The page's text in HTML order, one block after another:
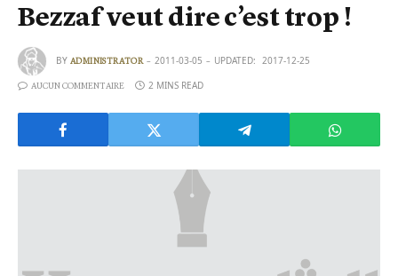
Bezzaf veut dire c’est trop !
BY ADMINISTRATOR 2011-03-05 UPDATED: 2017-12-25
AUCUN COMMENTAIRE 2 MINS READ